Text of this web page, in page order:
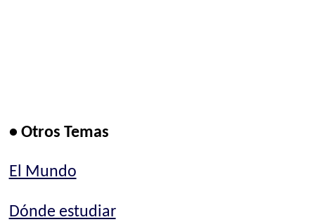
• Otros Temas
El Mundo
Dónde estudiar